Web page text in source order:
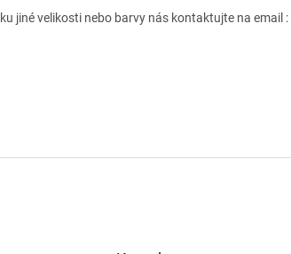
jiné velikosti nebo barvy nás kontaktujte na email :